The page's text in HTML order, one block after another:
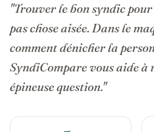
"Trouver le bon syndic
pas chose aisée. Dans le
comment dénicher la
SyndiCompare vous aide à
épineuse question."